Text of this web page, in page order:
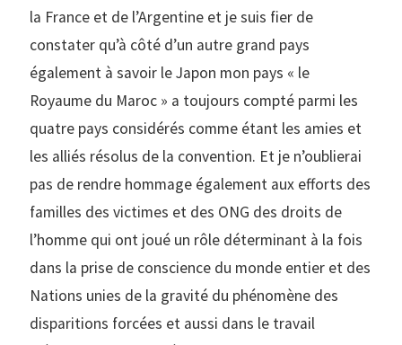
la France et de l’Argentine et je suis fier de
constater qu’à côté d’un autre grand pays
également à savoir le Japon mon pays « le
Royaume du Maroc » a toujours compté parmi les
quatre pays considérés comme étant les amies et
les alliés résolus de la convention. Et je n’oublierai
pas de rendre hommage également aux efforts des
familles des victimes et des ONG des droits de
l’homme qui ont joué un rôle déterminant à la fois
dans la prise de conscience du monde entier et des
Nations unies de la gravité du phénomène des
disparitions forcées et aussi dans le travail